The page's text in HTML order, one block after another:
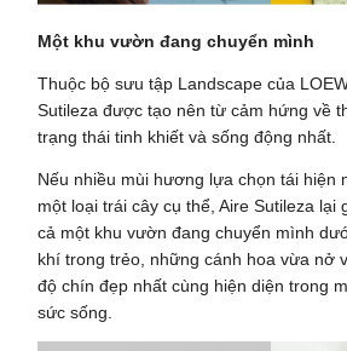
Một khu vườn đang chuyển mình
Thuộc bộ sưu tập Landscape của
Sutileza được tạo nên từ cảm hứng về
trạng thái tinh khiết và sống động nhất.
Nếu nhiều mùi hương lựa chọn tái hiện
một loại trái cây cụ thể, Aire Sutileza lại
cả một khu vườn đang chuyển mình
khí trong trẻo, những cánh hoa vừa nở
độ chín đẹp nhất cùng hiện diện trong
sức sống.